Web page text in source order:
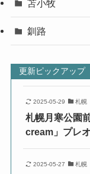
苫小牧
釧路
更新ピックアップ
2025-05-29 札幌
札幌月寒公園
cream」プレ
2025-05-27 札幌